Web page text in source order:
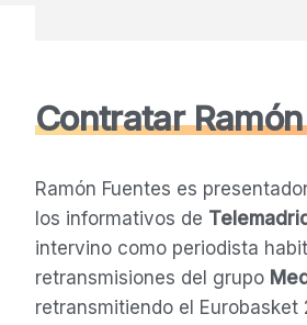
Contratar
Ramón Fuentes es
los informativos de
intervino como periodista
retransmisiones del grupo
retransmitiendo el Eurobasket